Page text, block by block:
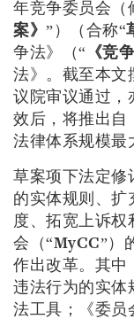
年竞争委员会（
案》 ”）（合称“
争法》（“ 《竞
法》。截至本文
议院审议通过，
效后，将推出自
法律体系规模最
草案项下法定修
的实体规则、扩
度、拓宽上诉权
会（“MyCC”）
作出改革。其中
违法行为的实体
法工具；《委员